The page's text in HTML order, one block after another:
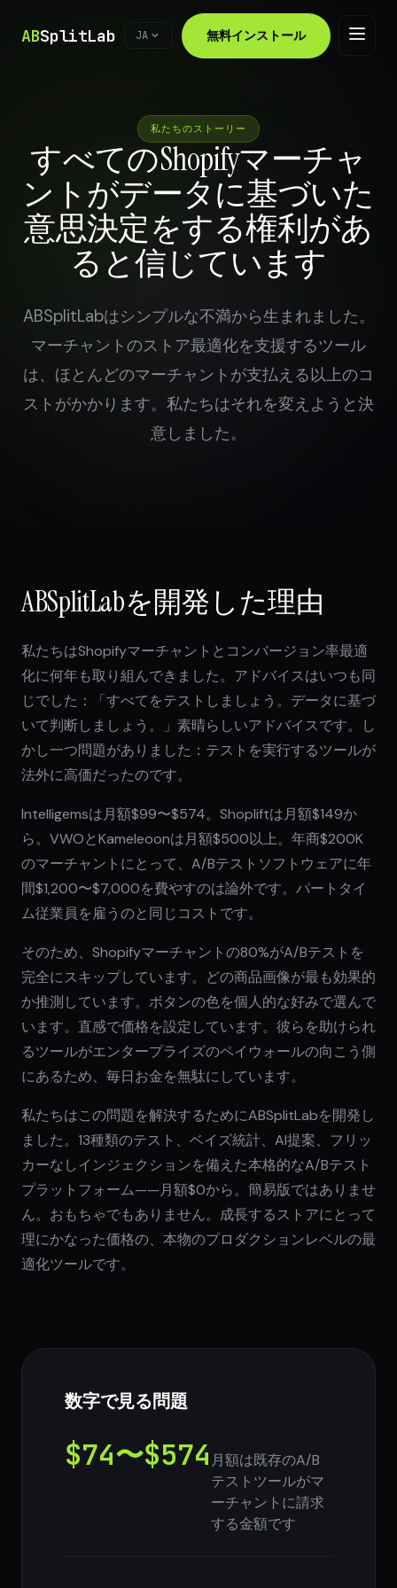
ABSplitLab JA 無料インストール
私たちのストーリー
すべてのShopifyマーチャ
ントがデータに基づいた
意思決定をする権利があ
ると信じています
ABSplitLabはシンプルな不満から生まれました。
マーチャントのストア最適化を支援するツール
は、ほとんどのマーチャントが支払える以上のコ
ストがかかります。私たちはそれを変えようと決
意しました。
ABSplitLabを開発した理由
私たちはShopifyマーチャントとコンバージョン率最適
化に何年も取り組んできました。アドバイスはいつも同
じでした：「すべてをテストしましょう。データに基づ
いて判断しましょう。」素晴らしいアドバイスです。し
かし一つ問題がありました：テストを実行するツールが
法外に高価だったのです。
Intelligemsは月額$99〜$574。Shopliftは月額$149か
ら。VWOとKameleoonは月額$500以上。年商$200K
のマーチャントにとって、A/Bテストソフトウェアに年
間$1,200〜$7,000を費やすのは論外です。パートタイ
ム従業員を雇うのと同じコストです。
そのため、Shopifyマーチャントの80%がA/Bテストを
完全にスキップしています。どの商品画像が最も効果的
か推測しています。ボタンの色を個人的な好みで選んで
います。直感で価格を設定しています。彼らを助けられ
るツールがエンタープライズのペイウォールの向こう側
にあるため、毎日お金を無駄にしています。
私たちはこの問題を解決するためにABSplitLabを開発し
ました。13種類のテスト、ベイズ統計、AI提案、フリッ
カーなしインジェクションを備えた本格的なA/Bテスト
プラットフォーム——月額$0から。簡易版ではありませ
ん。おもちゃでもありません。成長するストアにとって
理にかなった価格の、本物のプロダクションレベルの最
適化ツールです。
数字で見る問題
$74〜$574 月額は既存のA/B
テストツールがマ
ーチャントに請求
する金額です